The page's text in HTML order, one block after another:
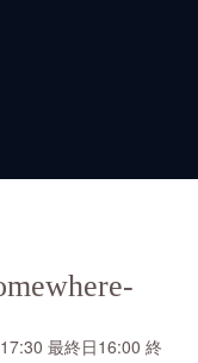
最終日16:00 終